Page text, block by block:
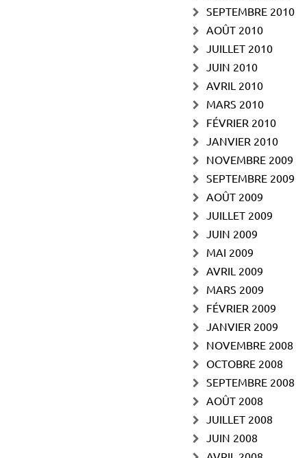
SEPTEMBRE 2010
AOÛT 2010
JUILLET 2010
JUIN 2010
AVRIL 2010
MARS 2010
FÉVRIER 2010
JANVIER 2010
NOVEMBRE 2009
SEPTEMBRE 2009
AOÛT 2009
JUILLET 2009
JUIN 2009
MAI 2009
AVRIL 2009
MARS 2009
FÉVRIER 2009
JANVIER 2009
NOVEMBRE 2008
OCTOBRE 2008
SEPTEMBRE 2008
AOÛT 2008
JUILLET 2008
JUIN 2008